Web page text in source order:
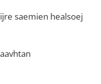
saemien healsoej